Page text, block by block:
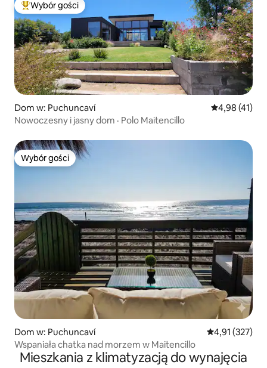
Najpopularniejsze z kategorii Wybór gości
Wybór gości
Dom w: Puchuncaví Średnia
4,98 (41)
Nowoczesny i jasny dom · Polo Maitencillo
Wybór gości
Wybór gości
Dom w: Puchuncaví Średnia
4,91 (327)
Wspaniała chatka nad morzem w Maitencillo
Mieszkania z klimatyzacją do wynajęcia